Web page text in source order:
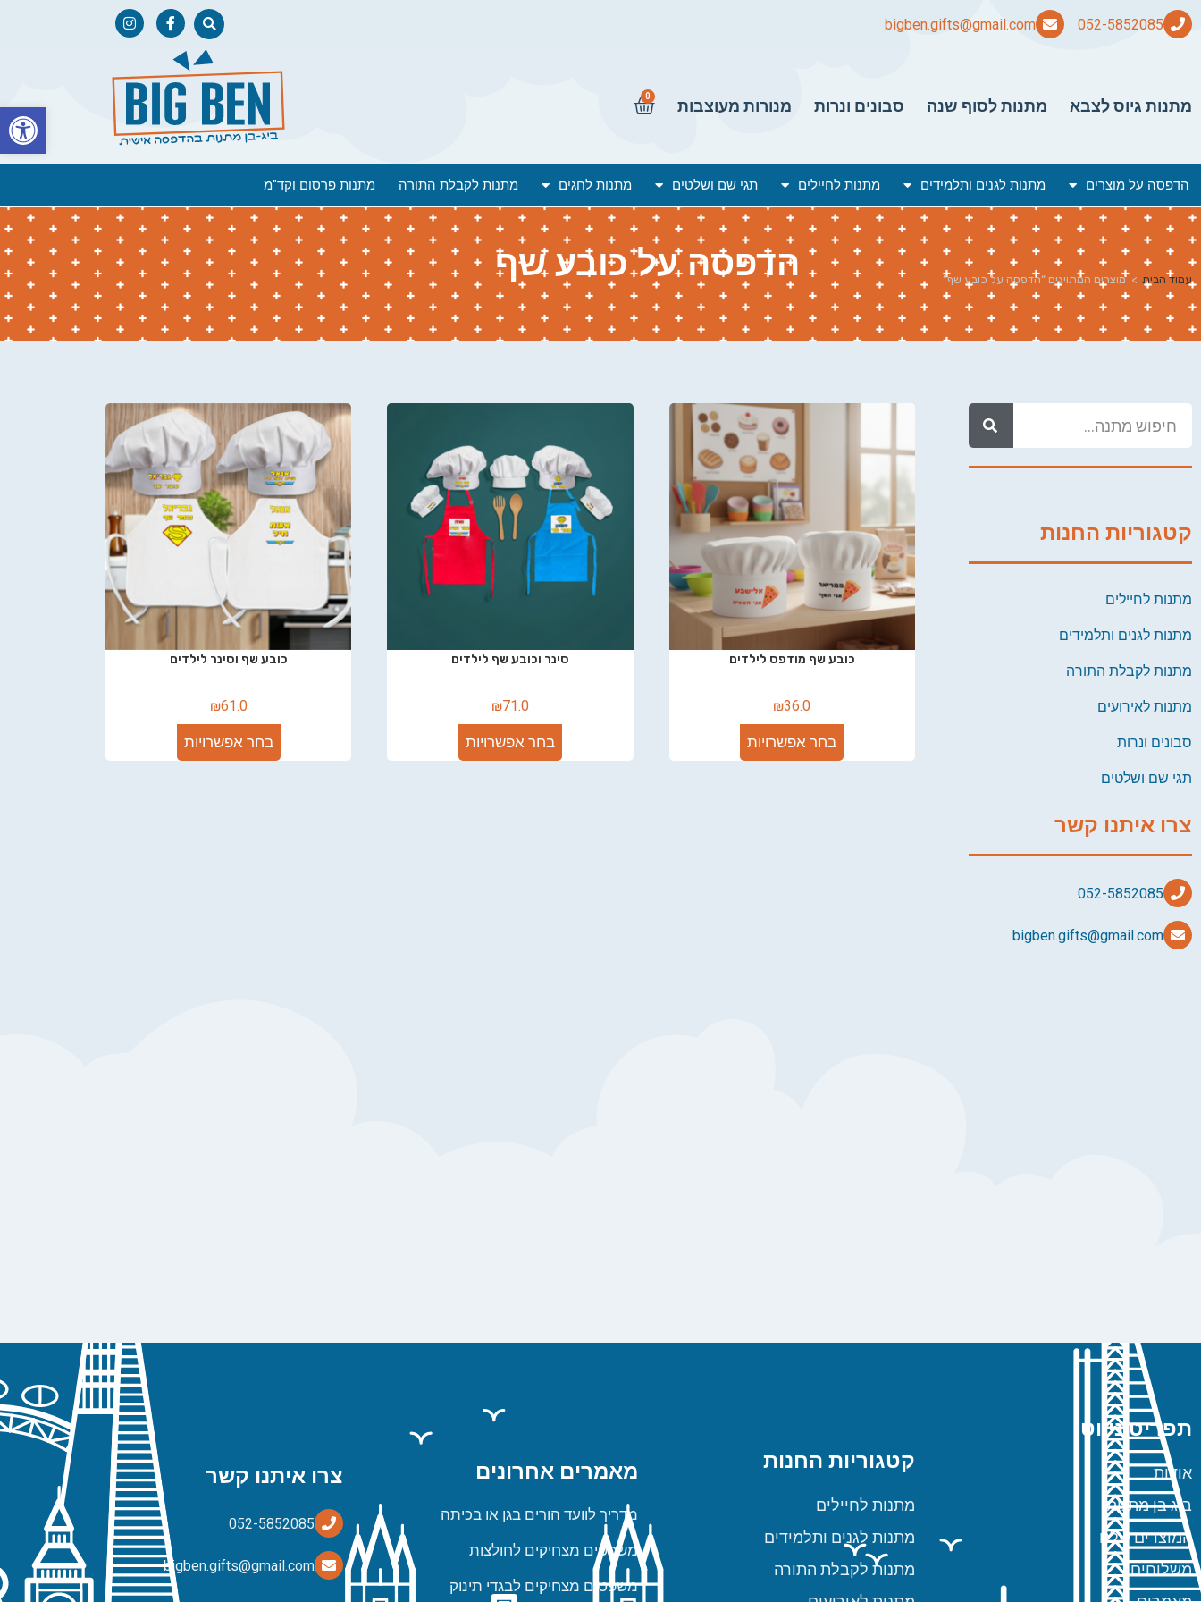
bigben.gifts@gmail.com
מתנות גיוס לצבא מתנות לסוף שנה סבונים ונרות מנורות מעוצבות
0
הדפסה על מוצרים מתנות לגנים ותלמידים מתנות לחיילים תגי שם ושלטים מתנות לחגים מתנות לקבלת התורה מתנות פרסום וקד"מ
הדפסה על כובע שף עמוד הבית > מוצרים המתויגים “הדפסה על כובע שף”
קטגוריות החנות
מתנות לחיילים
מתנות לגנים ותלמידים
מתנות לקבלת התורה
מתנות לאירועים
סבונים ונרות
תגי שם ושלטים
צרו איתנו קשר
bigben.gifts@gmail.com
כובע שף מודפס לילדים
₪36.0
בחר אפשרויות
סינר וכובע שף לילדים
₪71.0
בחר אפשרויות
כובע שף וסינר לילדים
₪61.0
בחר אפשרויות
תפריט ניווט
אודות
ביג בן מתנות
המוצרים שלנו
משלוחים
קטגוריות החנות
מתנות לחיילים
מתנות לגנים ותלמידים
מתנות לקבלת התורה
מאמרים אחרונים
מדריך לוועד הורים בגן או בכיתה
משפטים מצחיקים לחולצות
משפטים מצחיקים לבגדי תינוק
צרו איתנו קשר
bigben.gifts@gmail.com